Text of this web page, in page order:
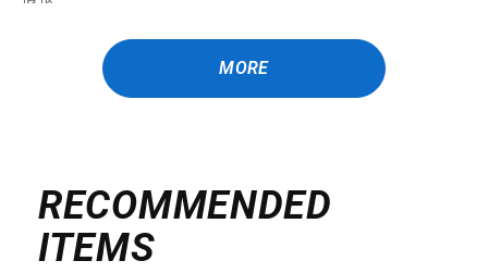
MORE
RECOMMENDED
ITEMS